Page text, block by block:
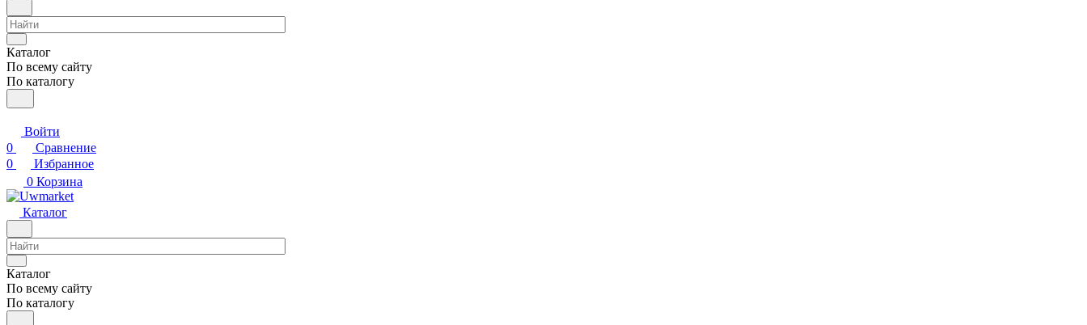
Каталог
По всему сайту
По каталогу
Войти
0
Сравнение
0
Избранное
0 Корзина
Каталог
Каталог
По всему сайту
По каталогу